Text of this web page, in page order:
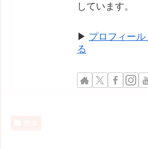
しています。
▶ プロフィー
る